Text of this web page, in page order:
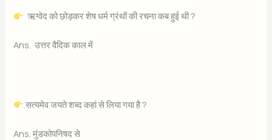
ऋग्वेद को छोड़कर शेष धर्म ग्रंथों की रचना कब हुई थी ?
Ans. उत्तर वैदिक काल में
सत्यमेव जयते शब्द कहां से लिया गया है ?
Ans. मुंडकोपनिषद से